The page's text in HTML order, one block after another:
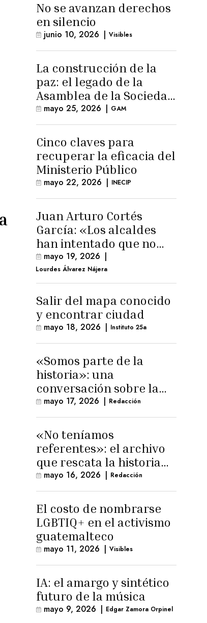
No se avanzan derechos
en silencio
junio 10, 2026 | Visibles
La construcción de la
paz: el legado de la
Asamblea de la Sociedad
Civil
mayo 25, 2026 | GAM
Cinco claves para
recuperar la eficacia del
Ministerio Público
mayo 22, 2026 | INECIP
Juan Arturo Cortés
García: «Los alcaldes
han intentado que no
exista el terreno
comunal»
mayo 19, 2026 |
Lourdes Álvarez Nájera
Salir del mapa conocido
y encontrar ciudad
mayo 18, 2026 | Instituto 25a
«Somos parte de la
historia»: una
conversación sobre la
memoria trans
masculina
mayo 17, 2026 | Redacción
«No teníamos
referentes»: el archivo
que rescata la historia
trans masculina en
Latinoamérica
mayo 16, 2026 | Redacción
El costo de nombrarse
LGBTIQ+ en el activismo
guatemalteco
mayo 11, 2026 | Visibles
IA: el amargo y sintético
futuro de la música
mayo 9, 2026 | Edgar Zamora Orpinel